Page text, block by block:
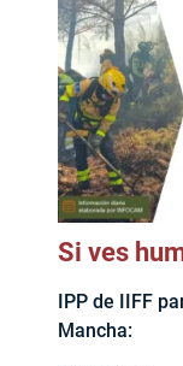
Si ves
IPP de IIFF
Mancha: